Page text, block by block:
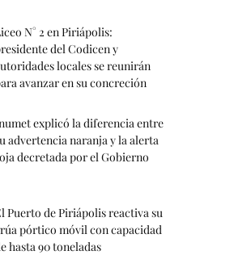
N° 2 en Piriápolis:
del Codicen y
locales se reunirán
avanzar en su concreción
explicó la diferencia entre
advertencia naranja y la alerta
decretada por el Gobierno
Puerto de Piriápolis reactiva su
pórtico móvil con capacidad
hasta 90 toneladas